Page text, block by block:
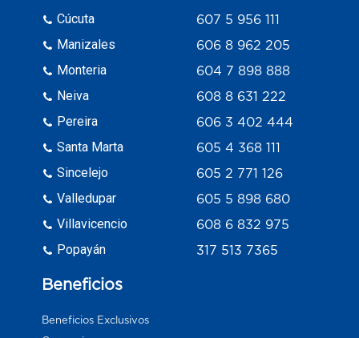
Cúcuta
Manizales
Monteria
Neiva
Pereira
Santa Marta
Sincelejo
Valledupar
Villavicencio
Popayán
607 5 956 111
606 8 962 205
604 7 898 888
608 8 631 222
606 3 402 444
605 4 368 111
605 2 771 126
605 5 898 680
608 6 832 975
317 513 7365
Beneficios
Beneficios Exclusivos